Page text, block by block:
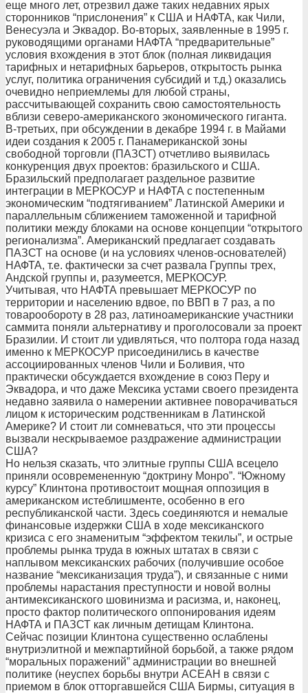
еще много лет, отрезвил даже таких недавних ярых
сторонников “прислонения” к США и НАФТА, как Чили,
Венесуэла и Эквадор. Во-вторых, заявленные в 1995 г.
руководящими органами НАФТА “предварительные”
условия вхождения в этот блок (полная ликвидация
тарифных и нетарифных барьеров, открытость рынка
услуг, политика ограничения субсидий и т.д.) оказались
очевидно неприемлемы для любой страны,
рассчитывающей сохранить свою самостоятельность
вблизи северо-американского экономического гиганта.
В-третьих, при обсуждении в декабре 1994 г. в Майами
идеи создания к 2005 г. Панамериканской зоны
свободной торговли (ПАЗСТ) отчетливо выявилась
конкуренция двух проектов: бразильского и США.
Бразильский предполагает раздельное развитие
интеграции в МЕРКОСУР и НАФТА с постепенным
экономическим “подтягиванием” Латинской Америки и
параллельным сближением таможенной и тарифной
политики между блоками на основе концепции “открытого
регионализма”. Американский предлагает создавать
ПАЗСТ на основе (и на условиях членов-основателей)
НАФТА, т.е. фактически за счет развала Группы трех,
Андской группы и, разумеется, МЕРКОСУР.
Учитывая, что НАФТА превышает МЕРКОСУР по
территории и населению вдвое, по ВВП в 7 раз, а по
товарообороту в 28 раз, латиноамериканские участники
саммита поняли альтернативу и проголосовали за проект
Бразилии. И стоит ли удивляться, что полтора года назад
именно к МЕРКОСУР присоединились в качестве
ассоциированных членов Чили и Боливия, что
практически обсуждается вхождение в союз Перу и
Эквадора, и что даже Мексика устами своего президента
недавно заявила о намерении активнее поворачиваться
лицом к историческим родственникам в Латинской
Америке? И стоит ли сомневаться, что эти процессы
вызвали нескрываемое раздражение администрации
США?
Но нельзя сказать, что элитные группы США всецело
приняли осовремененную “доктрину Монро”. “Южному
курсу” Клинтона противостоит мощная оппозиция в
американском истеблишменте, особенно в его
республиканской части. Здесь соединяются и немалые
финансовые издержки США в ходе мексиканского
кризиса с его знаменитым “эффектом текилы”, и острые
проблемы рынка труда в южных штатах в связи с
наплывом мексиканских рабочих (получившие особое
название “мексиканизация труда”), и связанные с ними
проблемы нарастания преступности и новой волны
антимексиканского шовинизма и расизма, и, наконец,
просто фактор политического оппонирования идеям
НАФТА и ПАЗСТ как личным детищам Клинтона.
Сейчас позиции Клинтона существенно ослаблены
внутриэлитной и межпартийной борьбой, а также рядом
“моральных поражений” администрации во внешней
политике (неуспех борьбы внутри АСЕАН в связи с
приемом в блок отторгавшейся США Бирмы, ситуация в